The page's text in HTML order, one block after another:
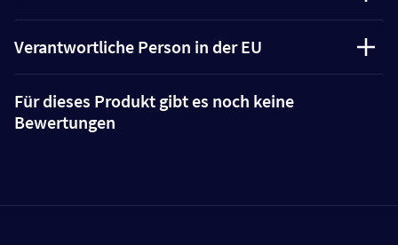
Verantwortliche Person in der EU
Für dieses Produkt gibt es noch keine
Bewertungen